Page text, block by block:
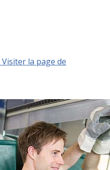
Visiter la page de